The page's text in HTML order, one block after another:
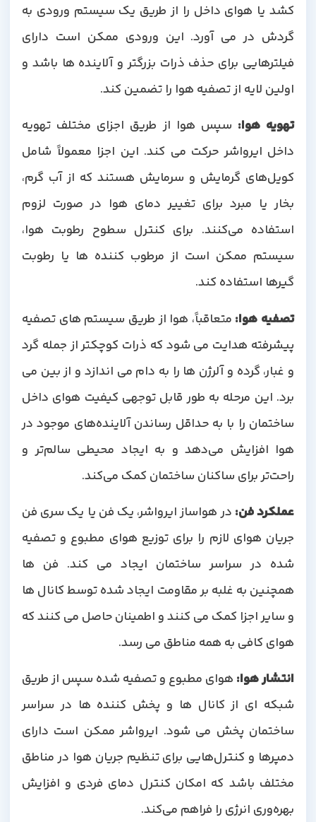
کشد یا هوای داخل را از طریق یک سیستم ورودی به
گردش در می آورد. این ورودی ممکن است دارای
فیلترهایی برای حذف ذرات بزرگتر و آلاینده ها باشد و
اولین لایه از تصفیه هوا را تضمین کند.
تهویه هوا: سپس هوا از طریق اجزای مختلف تهویه
داخل ایرواشر حرکت می کند. این اجزا معمولاً شامل
کویل‌های گرمایش و سرمایش هستند که از آب گرم،
بخار یا مبرد برای تغییر دمای هوا در صورت لزوم
استفاده می‌کنند. برای کنترل سطوح رطوبت هوا،
سیستم ممکن است از مرطوب کننده ها یا رطوبت
گیرها استفاده کند.
تصفیه هوا: متعاقباً، هوا از طریق سیستم های تصفیه
پیشرفته هدایت می شود که ذرات کوچکتر از جمله گرد
و غبار، گرده و آلرژن ها را به دام می اندازد و از بین می
برد. این مرحله به طور قابل توجهی کیفیت هوای داخل
ساختمان را با به حداقل رساندن آلاینده‌های موجود در
هوا افزایش می‌دهد و به ایجاد محیطی سالم‌تر و
راحت‌تر برای ساکنان ساختمان کمک می‌کند.
عملکرد فن: در هواساز ایرواشر، یک فن یا یک سری فن
جریان هوای لازم را برای توزیع هوای مطبوع و تصفیه
شده در سراسر ساختمان ایجاد می کند. فن ها
همچنین به غلبه بر مقاومت ایجاد شده توسط کانال ها
و سایر اجزا کمک می کنند و اطمینان حاصل می کنند که
هوای کافی به همه مناطق می رسد.
انتشار هوا: هوای مطبوع و تصفیه شده سپس از طریق
شبکه ای از کانال ها و پخش کننده ها در سراسر
ساختمان پخش می شود. ایرواشر ممکن است دارای
دمپرها و کنترل‌هایی برای تنظیم جریان هوا در مناطق
مختلف باشد که امکان کنترل دمای فردی و افزایش
بهره‌وری انرژی را فراهم می‌کند.